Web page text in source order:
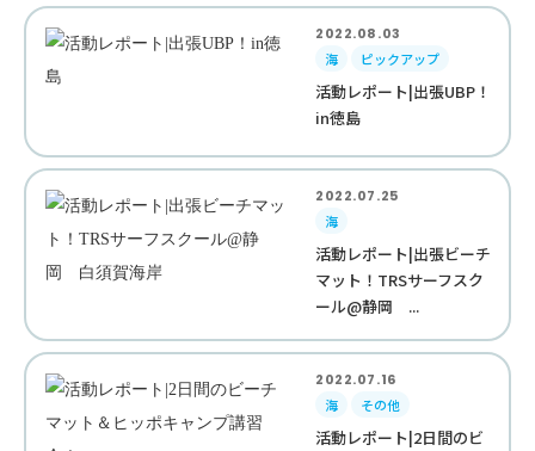
2022.08.03
海
ピックアップ
活動レポート|出張UBP！
in徳島
2022.07.25
海
活動レポート|出張ビーチ
マット！TRSサーフスク
ール@静岡 ...
2022.07.16
海
その他
活動レポート|2日間のビ